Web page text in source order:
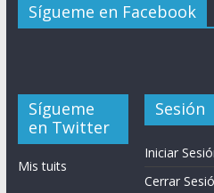
Sígueme en Facebook
Sígueme
en Twitter
Mis tuits
Sesión
Iniciar
Cerrar